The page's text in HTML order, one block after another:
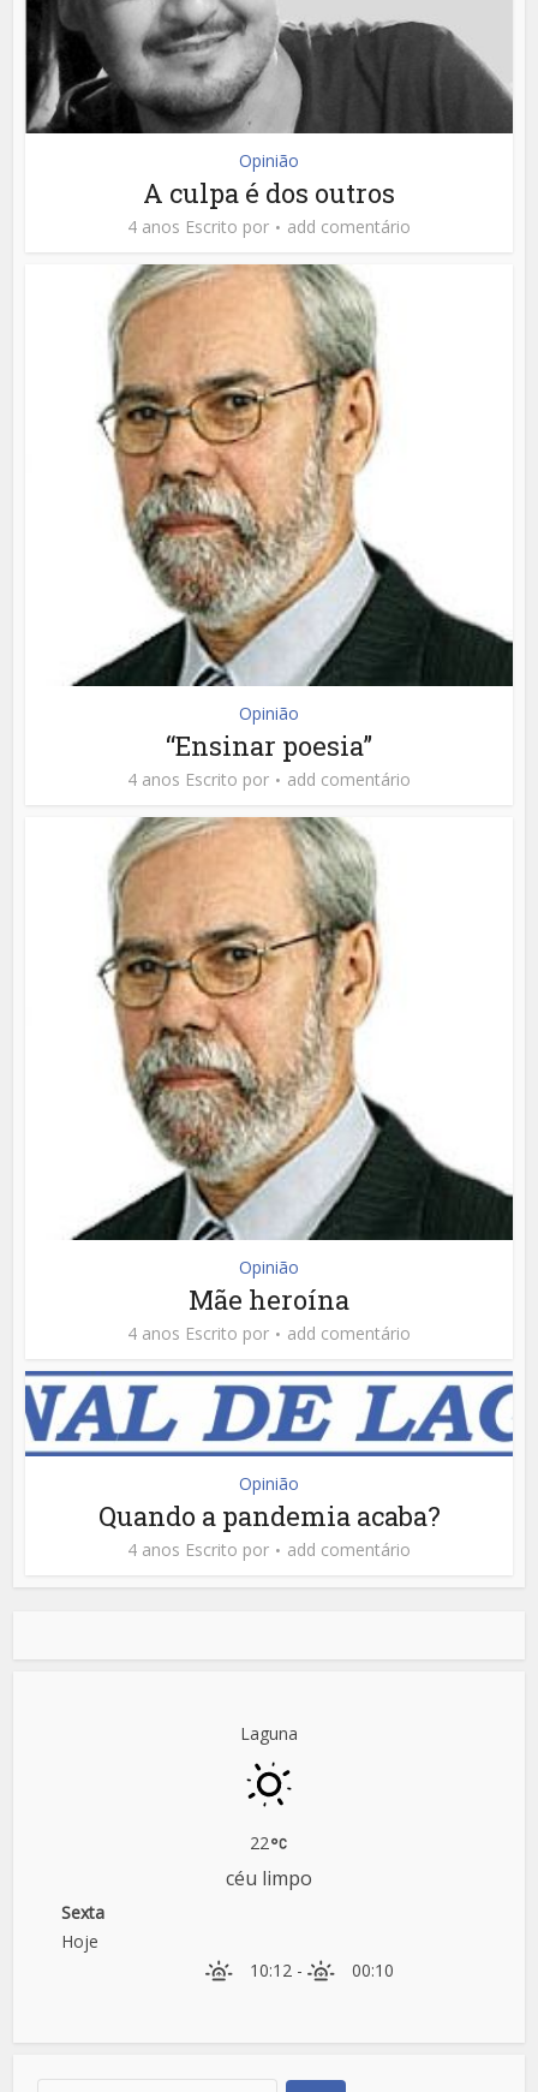
Opinião
A culpa é dos outros
4 anos Escrito por add comentário
Opinião
“Ensinar poesia”
4 anos Escrito por add comentário
Opinião
Mãe heroína
4 anos Escrito por add comentário
Opinião
Quando a pandemia acaba?
4 anos Escrito por add comentário
Laguna
22
céu limpo
Sexta
Hoje
10:12- 00:10